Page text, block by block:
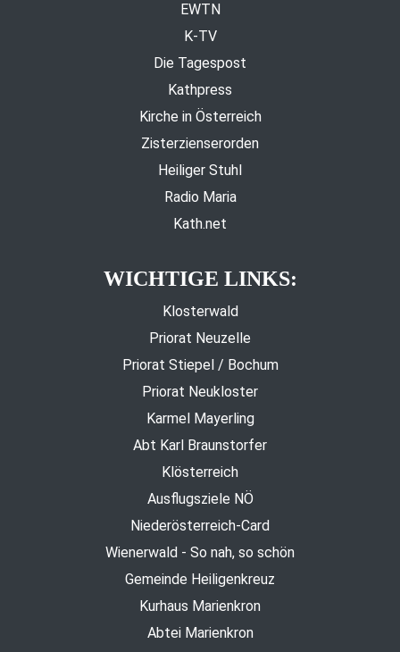
EWTN
K-TV
Die Tagespost
Kathpress
Kirche in Österreich
Zisterzienserorden
Heiliger Stuhl
Radio Maria
Kath.net
WICHTIGE LINKS:
Klosterwald
Priorat Neuzelle
Priorat Stiepel / Bochum
Priorat Neukloster
Karmel Mayerling
Abt Karl Braunstorfer
Klösterreich
Ausflugsziele NÖ
Niederösterreich-Card
Wienerwald - So nah, so schön
Gemeinde Heiligenkreuz
Kurhaus Marienkron
Abtei Marienkron